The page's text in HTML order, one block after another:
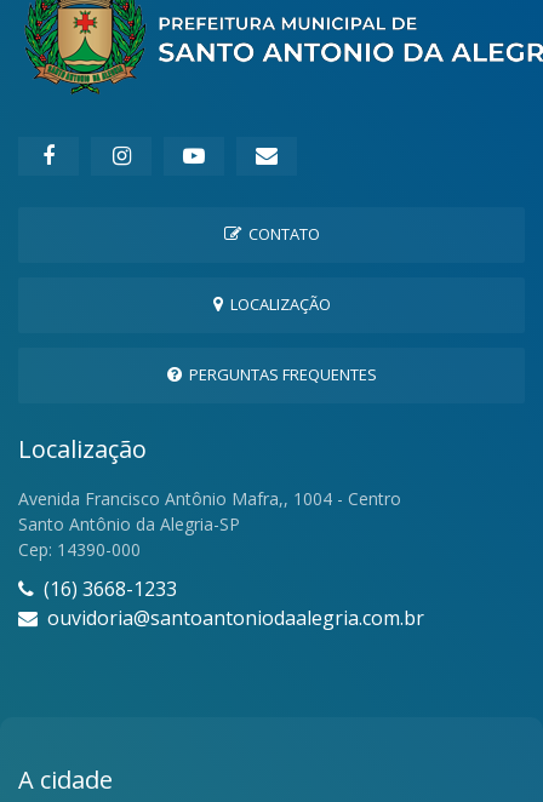
CONTATO
LOCALIZAÇÃO
PERGUNTAS FREQUENTES
Localização
Avenida Francisco Antônio Mafra,, 1004 - Centro
Santo Antônio da Alegria-SP
Cep: 14390-000
(16) 3668-1233
ouvidoria@santoantoniodaalegria.com.br
A cidade